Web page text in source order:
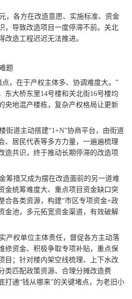
，各方在改造意愿、实施标准、资金
，导致改造项目一度停滞不前。关北
改造工程迟迟无法推进。
题
，在于产权主体多、协调难度大。”
东大桥东里14号楼和关北街16号楼均
央地混产楼栋，复杂产权格局让更新
道主动搭建“1+N”协商平台，由街道
、居民代表等多方力量，一遍遍梳理
造共识，终于推动长期停滞的改造项
筹措又成为摆在改造面前的另一道难
金统筹难度大、重点项目资金缺口突
合各类资源，构建“市区专项资金+政
金池，多元拓宽资金渠道，有效破解
产权单位主体责任，督促各方主动落
修资金、积极争取专项补贴，重点保
目；针对楼内架空线梳理、上下水改
类匹配政策资源、合理分摊改造费
打通“钱从哪来”的关键堵点，为老旧小